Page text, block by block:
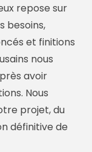
repose sur
besoins,
et finitions
nous
avoir
Nous
projet, du
définitive de